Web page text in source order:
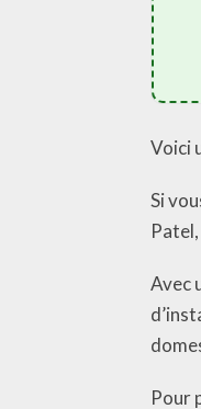
Voici
Si
Avec
Pour